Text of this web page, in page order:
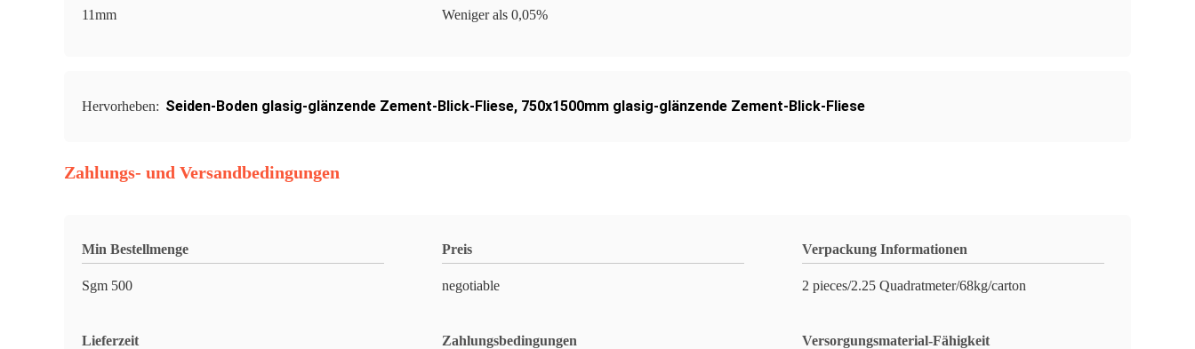
11mm Weniger als 0,05%
Hervorheben: Seiden-Boden glasig-glänzende Zement-Blick-Fliese, 750x1500mm glasig-glänzende Zement-Blick-Fliese
Zahlungs- und Versandbedingungen
Min Bestellmenge
Sgm 500
Preis
negotiable
Verpackung Informationen
2 pieces/2.25 Quadratmeter/68kg/carton
Lieferzeit Zahlungsbedingungen Versorgungsmaterial-Fähigkeit